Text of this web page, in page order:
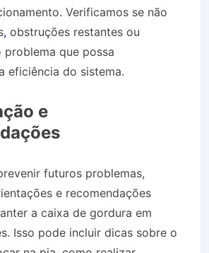
Verificamos se não
, obstruções restantes ou
que possa
eficiência do sistema.
e
futuros problemas,
e recomendações
a caixa de gordura em
Isso pode incluir dicas sobre o